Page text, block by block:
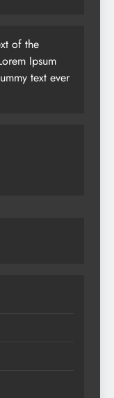
of the
Ipsum
text ever